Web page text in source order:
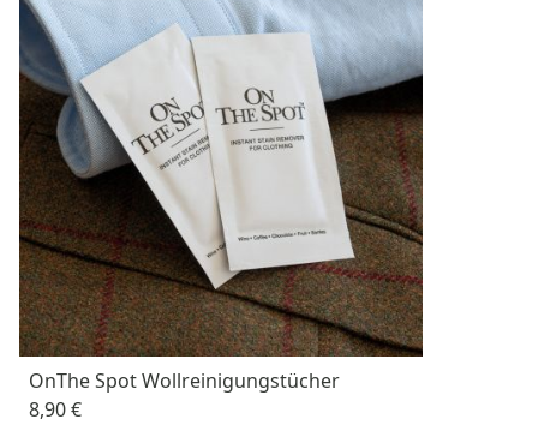
OnThe Spot Wollreinigungstücher
8,90 €